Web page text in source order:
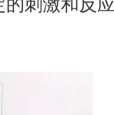
的刺激和反